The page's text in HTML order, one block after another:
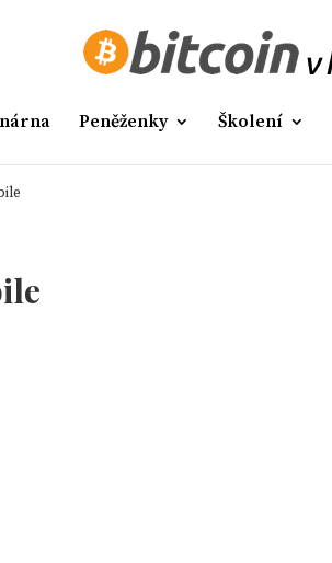
Peněženky Školení